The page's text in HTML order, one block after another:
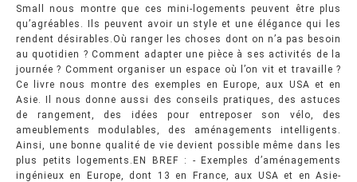
Small nous montre que ces mini-logements peuvent être plus
qu’agréables. Ils peuvent avoir un style et une élégance qui les
rendent désirables.Où ranger les choses dont on n’a pas besoin
au quotidien ? Comment adapter une pièce à ses activités de la
journée ? Comment organiser un espace où l’on vit et travaille ?
Ce livre nous montre des exemples en Europe, aux USA et en
Asie. Il nous donne aussi des conseils pratiques, des astuces
de rangement, des idées pour entreposer son vélo, des
ameublements modulables, des aménagements intelligents.
Ainsi, une bonne qualité de vie devient possible même dans les
plus petits logements.EN BREF : - Exemples d’aménagements
ingénieux en Europe, dont 13 en France, aux USA et en Asie-